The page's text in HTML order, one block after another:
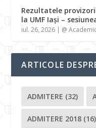
Rezultatele
la UMF Iași –
iul. 26, 2026 | @
ARTICOLE
ADMITERE (32)
ADMITERE 2018 (16)